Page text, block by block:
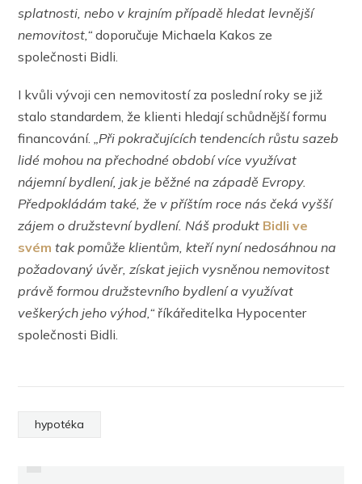
splatnosti, nebo v krajním případě hledat levnější
nemovitost,“doporučuje Michaela Kakos ze
společnosti Bidli.
I kvůli vývoji cen nemovitostí za poslední roky se již
stalo standardem, že klienti hledají schůdnější formu
financování.„Při pokračujících tendencích růstu sazeb
lidé mohou na přechodné období více využívat
nájemní bydlení, jak je běžné na západě Evropy.
Předpokládám také, že v příštím roce nás čeká vyšší
zájem o družstevní bydlení. Náš produkt Bidli ve
svém tak pomůže klientům, kteří nyní nedosáhnou na
požadovaný úvěr, získat jejich vysněnou nemovitost
právě formou družstevního bydlení a využívat
veškerých jeho výhod,“ říkáředitelka Hypocenter
společnosti Bidli.
hypotéka
PREVIOUS